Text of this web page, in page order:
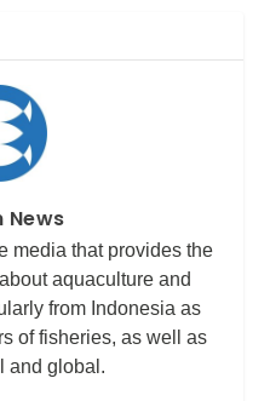
News
media that provides the
aquaculture and
from Indonesia as
of fisheries, as well as
and global.